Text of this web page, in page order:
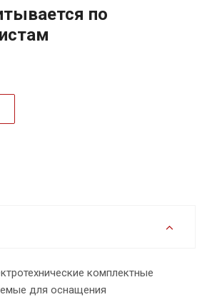
по
комплектные
для оснащения